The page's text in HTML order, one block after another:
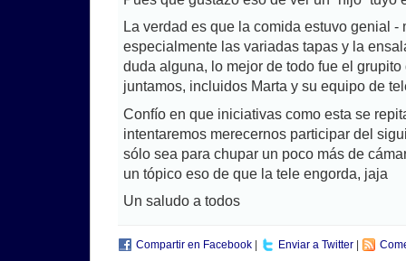
La verdad es que la comida estuvo genial -
especialmente las variadas tapas y la
duda alguna, lo mejor de todo fue el
juntamos, incluidos Marta y su equipo de
Confío en que iniciativas como esta se
intentaremos merecernos participar del
sólo sea para chupar un poco más de
un tópico eso de que la tele engorda, jaja
Un saludo a todos
Compartir en Facebook | Enviar a Twitter |